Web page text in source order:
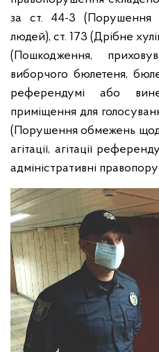
за ст. 44-3 (Порушення
людей), ст. 173 (Дрібне
(Пошкодження,
виборчого бюлетеня,
референдумі або
приміщення для
(Порушення обмежень
агітації, агітації
адміністративні